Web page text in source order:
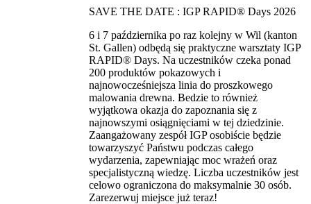
SAVE THE DATE : IGP RAPID® Days 2026
6 i 7 października po raz kolejny w Wil (kanton
St. Gallen) odbędą się praktyczne warsztaty IGP
RAPID® Days. Na uczestników czeka ponad
200 produktów pokazowych i
najnowocześniejsza linia do proszkowego
malowania drewna. Bedzie to również
wyjątkowa okazja do zapoznania się z
najnowszymi osiągnięciami w tej dziedzinie.
Zaangażowany zespół IGP osobiście będzie
towarzyszyć Państwu podczas całego
wydarzenia, zapewniając moc wrażeń oraz
specjalistyczną wiedzę. Liczba uczestników jest
celowo ograniczona do maksymalnie 30 osób.
Zarezerwuj miejsce już teraz!